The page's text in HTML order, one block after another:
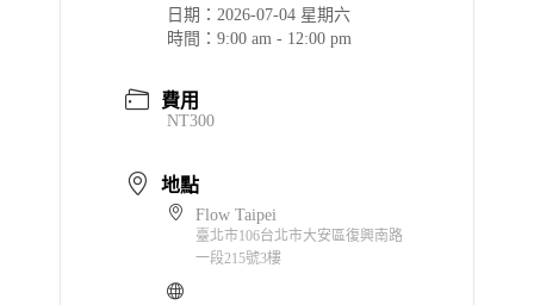
日期： 2026-07-04 星期六
時間： 9:00 am - 12:00 pm
費用
NT300
地點
Flow Taipei
臺北市106台北市大安區復興南路
一段215號3樓